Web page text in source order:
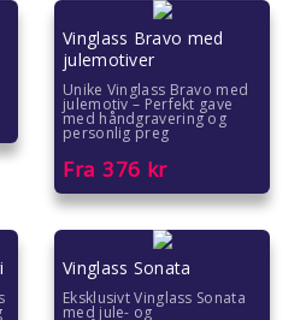
Vinglass Bravo med
julemotiver
Unike Vinglass Bravo med
julemotiv – Perfekt gave
med håndgravering og
personlig preg
Fra 376 kr
Vinglass Sonata
Eksklusivt Vinglass Sonata
med jule- og